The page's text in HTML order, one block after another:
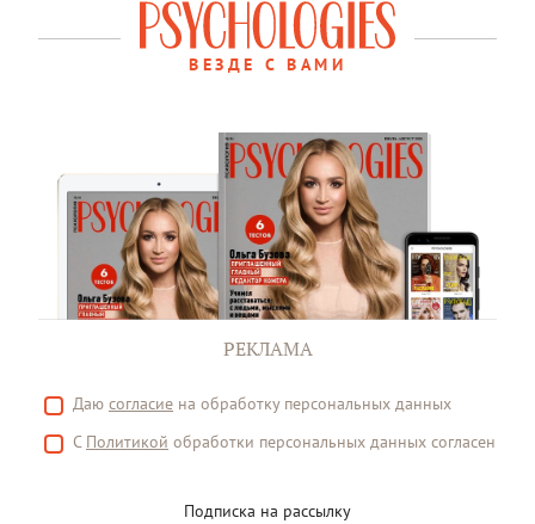
ВЕЗДЕ С ВАМИ
РЕКЛАМА
Даю согласие на обработку персональных данных
С Политикой обработки персональных данных согласен
Подписка на рассылку